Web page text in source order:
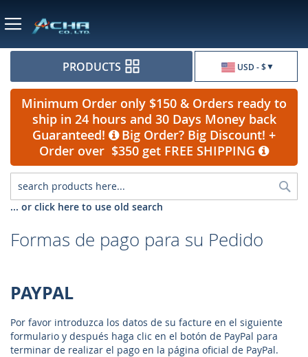
USD - $
PRODUCTS
Minimum Order only $150 & Orders ready to
ship in 24 hours and 30 Days Money back
Guaranteed!
Big Order? Big Discount! +
Order over $350 get FREE SHIPPING
... or click here to use old search
Formas de pago para su Pedido
PAYPAL
Por favor introduzca los datos de su facture en el siguiente
formulario y después haga clic en el botón de PayPal para
terminar de realizar el pago en la página oficial de PayPal.